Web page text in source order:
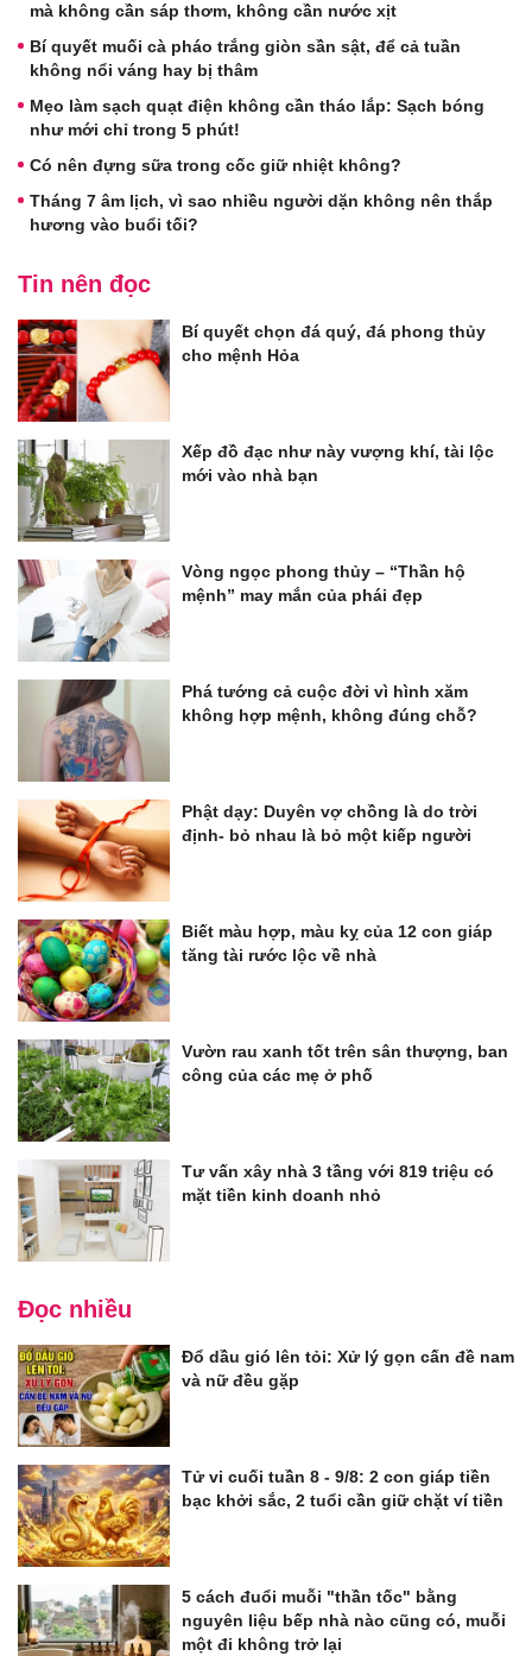
mà không cần sáp thơm, không cần nước xịt
Bí quyết muối cà pháo trắng giòn sần sật, để cả tuần
không nổi váng hay bị thâm
Mẹo làm sạch quạt điện không cần tháo lắp: Sạch bóng
như mới chỉ trong 5 phút!
Có nên đựng sữa trong cốc giữ nhiệt không?
Tháng 7 âm lịch, vì sao nhiều người dặn không nên thắp
hương vào buổi tối?
Tin nên đọc
Bí quyết chọn đá quý, đá phong thủy
cho mệnh Hỏa
Xếp đồ đạc như này vượng khí, tài lộc
mới vào nhà bạn
Vòng ngọc phong thủy – “Thần hộ
mệnh” may mắn của phái đẹp
Phá tướng cả cuộc đời vì hình xăm
không hợp mệnh, không đúng chỗ?
Phật dạy: Duyên vợ chồng là do trời
định- bỏ nhau là bỏ một kiếp người
Biết màu hợp, màu kỵ của 12 con giáp
tăng tài rước lộc về nhà
Vườn rau xanh tốt trên sân thượng, ban
công của các mẹ ở phố
Tư vấn xây nhà 3 tầng với 819 triệu có
mặt tiền kinh doanh nhỏ
Đọc nhiều
Đổ dầu gió lên tỏi: Xử lý gọn cấn đề nam
và nữ đều gặp
Tử vi cuối tuần 8 - 9/8: 2 con giáp tiền
bạc khởi sắc, 2 tuổi cần giữ chặt ví tiền
5 cách đuổi muỗi "thần tốc" bằng
nguyên liệu bếp nhà nào cũng có, muỗi
một đi không trở lại